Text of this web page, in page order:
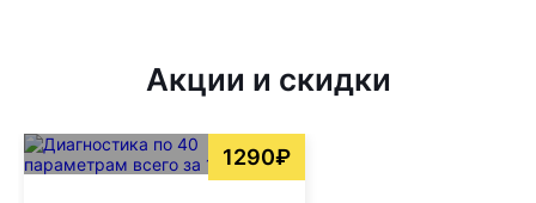
Акции и скидки
1290₽